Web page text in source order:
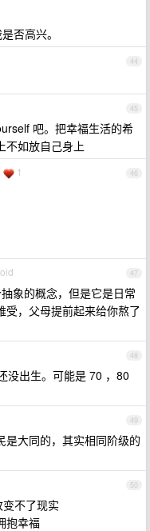
否高兴。
44
45
吧。把幸福生活的希
不如放自己身上
46
1
47
象的概念，但是它是日常
受，父母提前起来给你熬了
48
没出生。可能是 70 ，80
49
是大同的，其实相同阶级的
50
不了现实
抱幸福